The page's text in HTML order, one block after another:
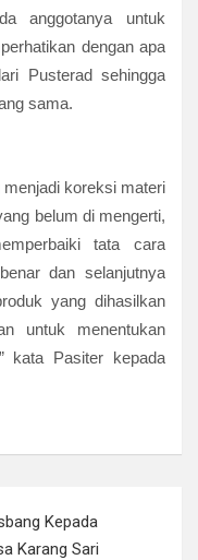
anggotanya untuk
dengan apa
Pusterad sehingga
sama.
menjadi koreksi materi
belum di mengerti,
tata cara
dan selanjutnya
yang dihasilkan
untuk menentukan
kata Pasiter kepada
Kepada
Karang Sari